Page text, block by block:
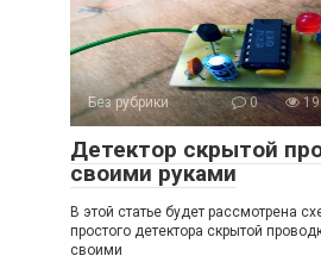
Без рубрики 0 19
Детектор скрытой
своими руками
В этой статье будет рассмотрена
простого детектора скрытой
своими